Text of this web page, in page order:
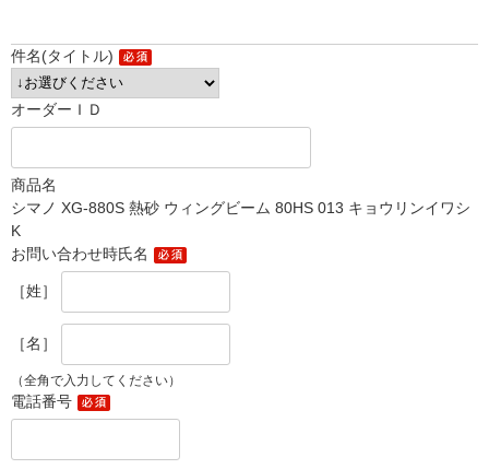
件名(タイトル)
オーダーＩＤ
商品名
シマノ XG-880S 熱砂 ウィングビーム 80HS 013 キョウリンイワシ
K
お問い合わせ時氏名
［姓］
［名］
（全角で入力してください）
電話番号